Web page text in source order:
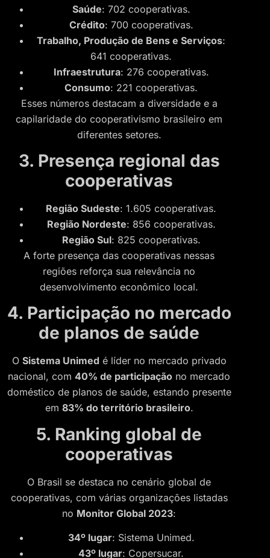
Saúde: 702 cooperativas.
Crédito: 700 cooperativas.
Trabalho, Produção de Bens e Serviços:
641 cooperativas.
Infraestrutura: 276 cooperativas.
Consumo: 221 cooperativas.
Esses números destacam a diversidade e a
capilaridade do cooperativismo brasileiro em
diferentes setores.
3. Presença regional das
cooperativas
Região Sudeste: 1.605 cooperativas.
Região Nordeste: 856 cooperativas.
Região Sul: 825 cooperativas.
A forte presença das cooperativas nessas
regiões reforça sua relevância no
desenvolvimento econômico local.
4. Participação no mercado
de planos de saúde
O Sistema Unimed é líder no mercado privado
nacional, com 40% de participação no mercado
doméstico de planos de saúde, estando presente
em 83% do território brasileiro.
5. Ranking global de
cooperativas
O Brasil se destaca no cenário global de
cooperativas, com várias organizações listadas
no Monitor Global 2023:
34º lugar: Sistema Unimed.
43º lugar: Copersucar.